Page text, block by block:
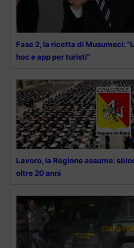
Fase 2, la ricetta di Musumeci:
hoc e app per turisti”
Lavoro, la Regione assume:
oltre 20 anni